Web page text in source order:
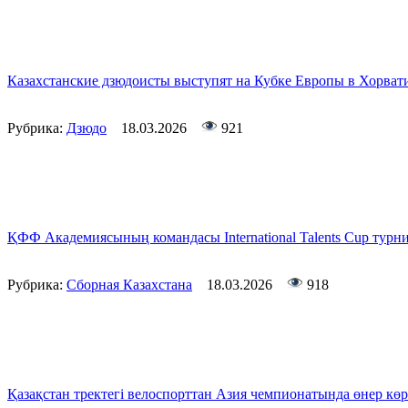
Казахстанские дзюдоисты выступят на Кубке Европы в
Рубрика: Дзюдо 18.03.2026 921
ҚФФ Академиясының командасы International Talents Cup
Рубрика: Сборная Казахстана 18.03.2026 918
Қазақстан тректегі велоспорттан Азия чемпионатында өнер